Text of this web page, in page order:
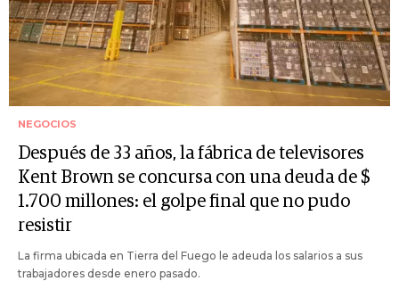
NEGOCIOS
Después de 33 años, la fábrica de televisores
Kent Brown se concursa con una deuda de $
1.700 millones: el golpe final que no pudo
resistir
La firma ubicada en Tierra del Fuego le adeuda los salarios a sus
trabajadores desde enero pasado.